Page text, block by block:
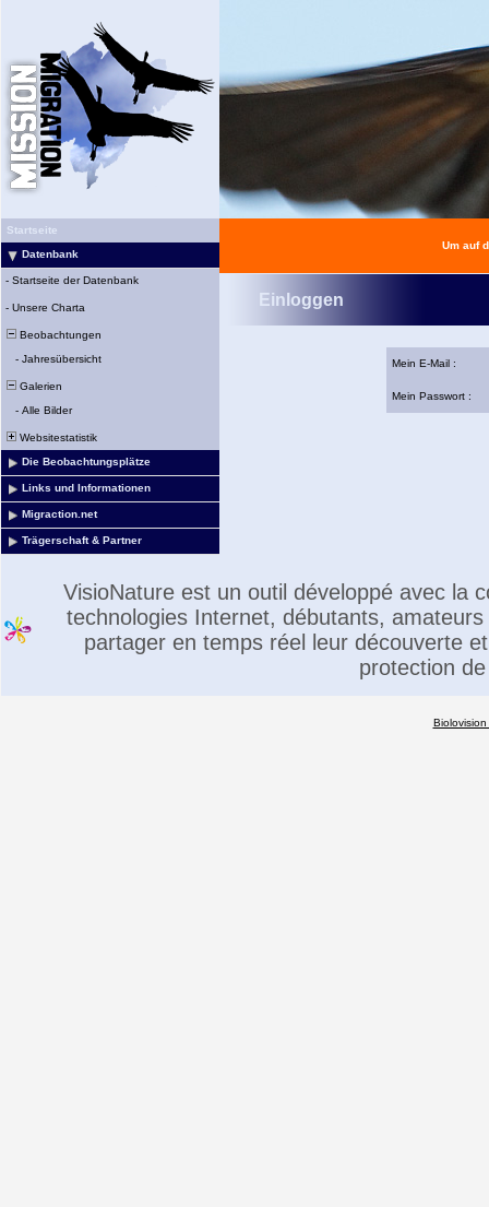
Startseite
Datenbank
- Startseite der Datenbank
- Unsere Charta
Beobachtungen
- Jahresübersicht
Galerien
- Alle Bilder
Websitestatistik
Die Beobachtungsplätze
Links und Informationen
Migraction.net
Trägerschaft & Partner
Um auf
Einloggen
Mein E-Mail :
Mein Passwort :
VisioNature est un outil développé avec la
technologies Internet, débutants,
partager en temps réel leur découverte
protection
Biolovision